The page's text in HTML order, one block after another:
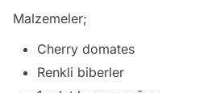
Malzemeler;
Cherry domates
Renkli biberler